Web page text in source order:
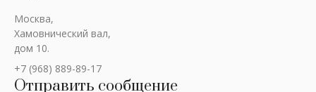
Москва,
Хамовнический вал,
дом 10.
+7 (968) 889-89-17
Отправить сообщение